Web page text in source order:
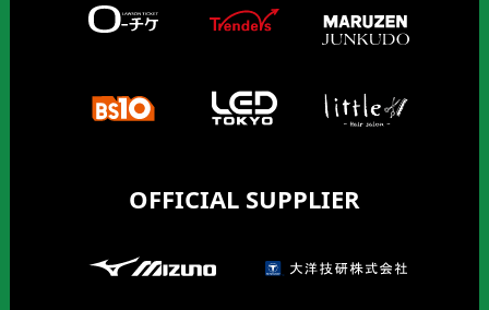
OFFICIAL SUPPLIER